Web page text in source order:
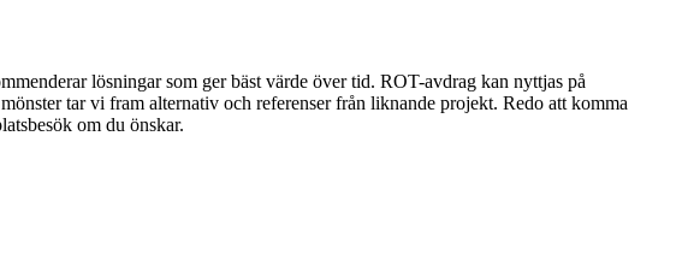
lösningar som ger bäst värde över tid. ROT-avdrag kan nyttjas på
tar vi fram alternativ och referenser från liknande projekt. Redo att komma
om du önskar.